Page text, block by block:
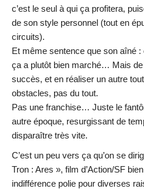
c’est le seul à qui ça profitera,
de son style personnel (tout en
circuits).
Et même sentence que son aîné :
ça a plutôt bien marché… Mais de
succès, et en réaliser un autre
obstacles, pas du tout.
Pas une franchise… Juste le
autre époque, resurgissant de
disparaître très vite.
C’est un peu vers ça qu’on se
Tron : Ares », film d’Action/SF
indifférence polie pour diverses